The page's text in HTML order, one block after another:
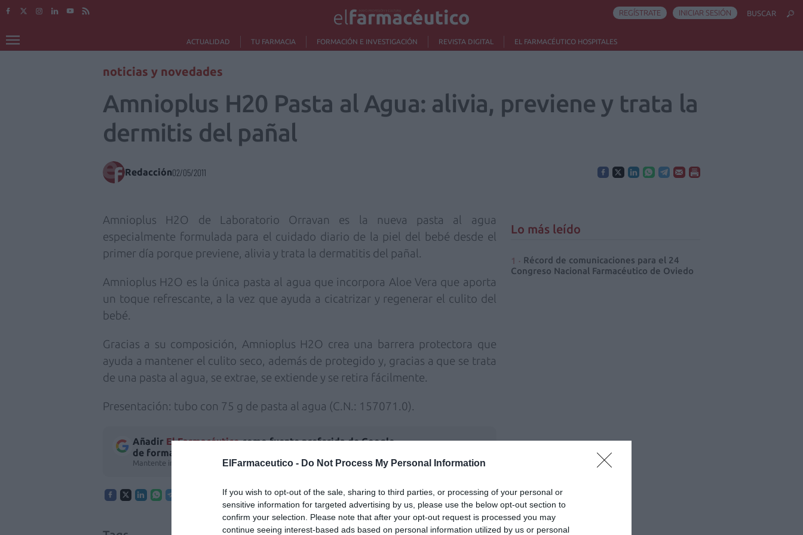
ElFarmaceutico - Do Not Process My Personal Information
If you wish to opt-out of the sale, sharing to third parties, or processing of your personal or
sensitive information for targeted advertising by us, please use the below opt-out section to
confirm your selection. Please note that after your opt-out request is processed you may
continue seeing interest-based ads based on personal information utilized by us or personal
ACTUALIDAD TU FARMACIA FORMACIÓN E INVESTIGACIÓN REVISTA DIGITAL EL FARMACÉUTICO HOSPITALES
REGÍSTRATE INICIAR SESIÓN BUSCAR
noticias y novedades
Amnioplus H20 Pasta al Agua: alivia, previene y trata la
dermitis del pañal
Redacción02/05/2011
Amnioplus H2O de Laboratorio Orravan es la nueva pasta al agua
especialmente formulada para el cuidado diario de la piel del bebé desde el
primer día porque previene, alivia y trata la dermatitis del pañal.
Amnioplus H2O es la única pasta al agua que incorpora Aloe Vera que aporta
un toque refrescante, a la vez que ayuda a cicatrizar y regenerar el culito del
bebé.
Gracias a su composición, Amnioplus H2O crea una barrera protectora que
ayuda a mantener el culito seco, además de protegido y, gracias a que se trata
de una pasta al agua, se extrae, se extiende y se retira fácilmente.
Presentación: tubo con 75 g de pasta al agua (C.N.: 157071.0).
Añadir El Farmacéuticocomo fuente preferida de Google
de forma gratuita
Mantente informado con las últimas noticias de actualidad.
Lo más leído
Récord de comunicaciones para el 24
Congreso Nacional Farmacéutico de Oviedo